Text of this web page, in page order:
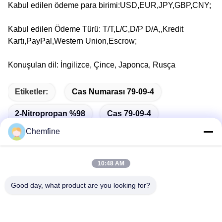
Kabul edilen ödeme para birimi:USD,EUR,JPY,GBP,CNY;
Kabul edilen Ödeme Türü: T/T,L/C,D/P D/A,,Kredit
Kartı,PayPal,Western Union,Escrow;
Konuşulan dil: İngilizce, Çince, Japonca, Rusça
Etiketler: Cas Numarası 79-09-4
2-Nitropropan %98 Cas 79-09-4
Chemfine
10:48 AM
Good day, what product are you looking for?